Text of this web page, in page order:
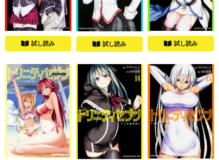
試し読み 試し読み 試し読み